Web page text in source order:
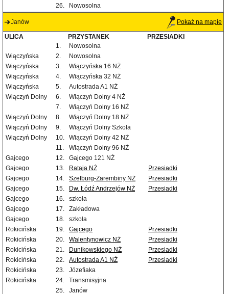
26.
Nowosolna
Janów Pokaż na mapie
ULICA PRZYSTANEK
PRZESIADKI
1.
Nowosolna
Wiączyńska
2.
Nowosolna
Wiączyńska
3.
Wiączyńska 16 NŻ
Wiączyńska
4.
Wiączyńska 32 NŻ
Wiączyńska
5.
Autostrada A1 NŻ
Wiączyń Dolny
6.
Wiączyń Dolny 4 NŻ
7.
Wiączyń Dolny 16 NŻ
Wiączyń Dolny
8.
Wiączyń Dolny 18 NŻ
Wiączyń Dolny
9.
Wiączyń Dolny Szkoła
Wiączyń Dolny
10.
Wiączyń Dolny 42 NŻ
11.
Wiączyń Dolny 96 NŻ
Gajcego
12.
Gajcego 121 NŻ
Gajcego
13. Rataja NŻ
Przesiadki
Gajcego
14. Szelburg-Zarembiny NŻ
Przesiadki
Gajcego
15. Dw. Łódź Andrzejów NŻ
Przesiadki
Gajcego
16.
szkoła
Gajcego
17.
Zakładowa
Gajcego
18.
szkoła
Rokicińska
19. Gajcego
Przesiadki
Rokicińska
20. Walentynowicz NŻ
Przesiadki
Rokicińska
21. Dunikowskiego NŻ
Przesiadki
Rokicińska
22. Autostrada A1 NŻ
Przesiadki
Rokicińska
23.
Józefiaka
Rokicińska
24.
Transmisyjna
25.
Janów